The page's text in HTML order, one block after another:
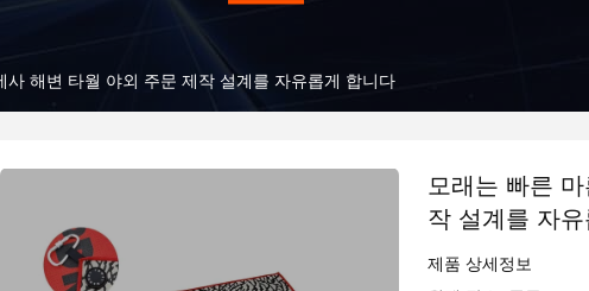
사 해변 타월 야외 주문 제작 설계를 자유롭게 합니다
모래는 빠른
작 설계를 자
제품 상세정보